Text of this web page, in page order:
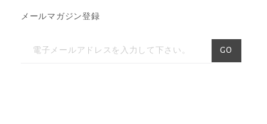
て放映。八光家の皆さん、お買
メールマガジン登録
GO